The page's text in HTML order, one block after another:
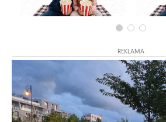
REKLAMA